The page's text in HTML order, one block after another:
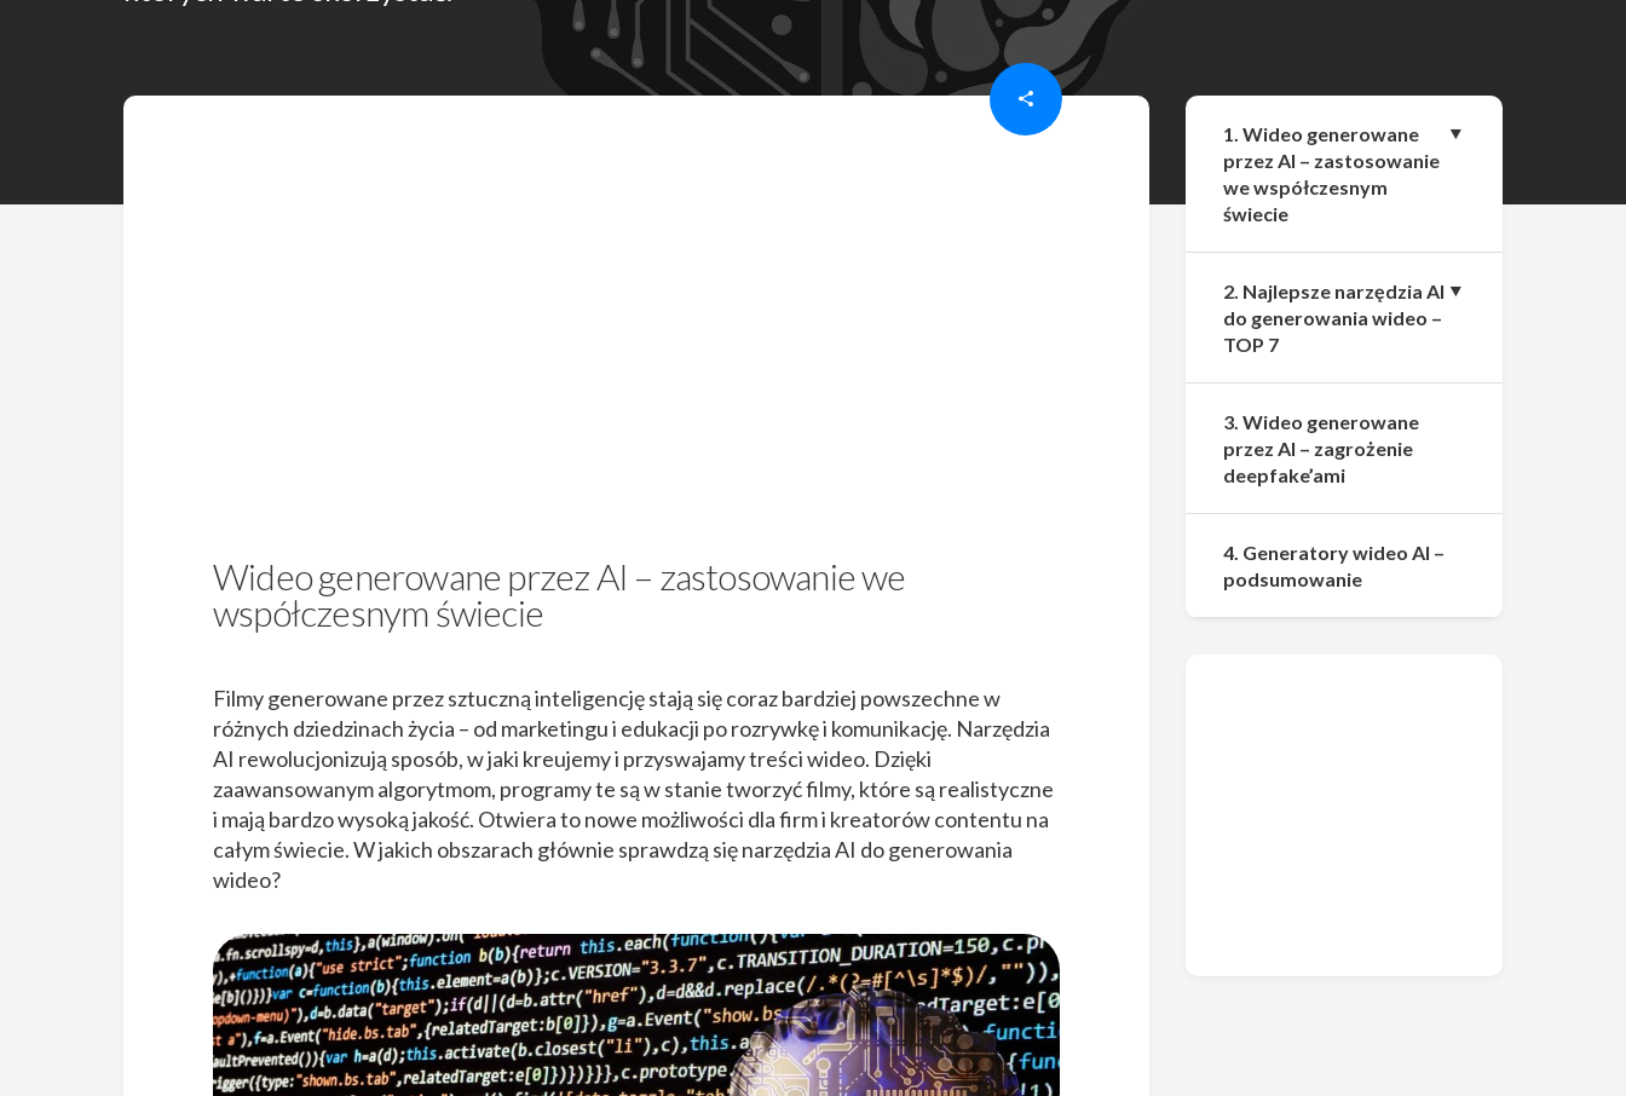
Wideo generowane przez AI – zastosowanie we
współczesnym świecie
Filmy generowane przez sztuczną inteligencję stają się coraz bardziej powszechne w
różnych dziedzinach życia – od marketingu i edukacji po rozrywkę i komunikację. Narzędzia
AI rewolucjonizują sposób, w jaki kreujemy i przyswajamy treści wideo. Dzięki
zaawansowanym algorytmom, programy te są w stanie tworzyć filmy, które są realistyczne
i mają bardzo wysoką jakość. Otwiera to nowe możliwości dla firm i kreatorów contentu na
całym świecie. W jakich obszarach głównie sprawdzą się narzędzia AI do generowania
wideo?
1. Wideo generowane
przez AI – zastosowanie
we współczesnym
świecie
2. Najlepsze narzędzia AI
do generowania wideo –
TOP 7
3. Wideo generowane
przez AI – zagrożenie
deepfake’ami
4. Generatory wideo AI –
podsumowanie